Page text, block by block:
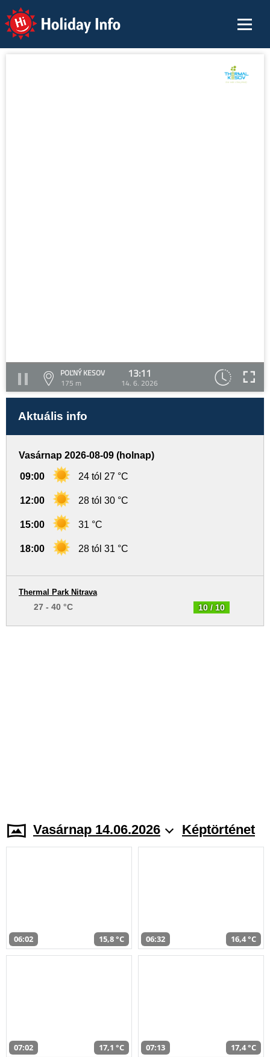
Holiday Info
POĽNÝ KESOV
175 m
13:11
14. 6. 2026
Aktuális info
Vasárnap 2026-08-09 (holnap)
09:00 24 tól 27 °C
12:00 28 tól 30 °C
15:00 31 °C
18:00 28 tól 31 °C
10 / 10
Thermal Park Nitrava
27 - 40 °C
Vasárnap 14.06.2026 Képtörténet
06:02 15,8 °C 06:32 16,4 °C
07:02 17,1 °C 07:13 17,4 °C